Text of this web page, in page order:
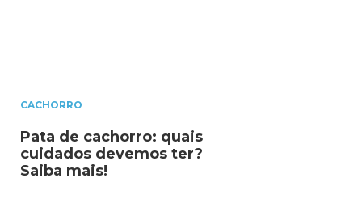
CACHORRO
Pata de cachorro: quais
cuidados devemos ter?
Saiba mais!